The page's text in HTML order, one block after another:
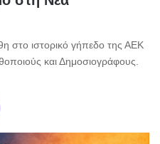
στο ιστορικό γήπεδο της ΑΕΚ
και Δημοσιογράφους.